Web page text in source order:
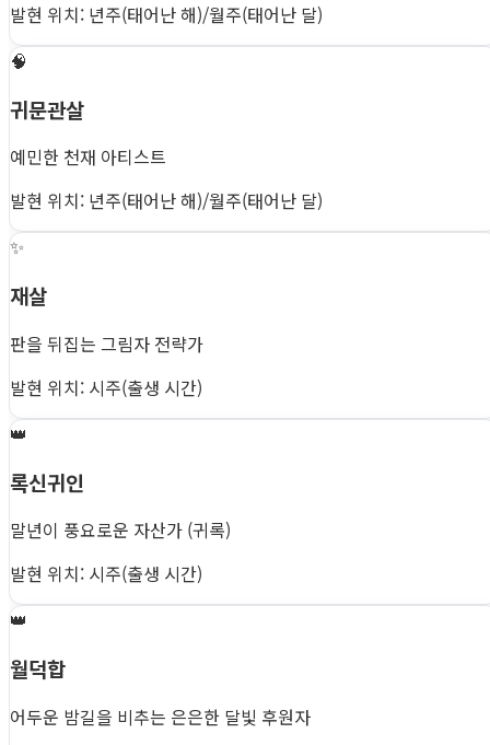
발현 위치: 년주(태어난 해)/월주(태어난 달)
🧠
귀문관살
예민한 천재 아티스트
발현 위치: 년주(태어난 해)/월주(태어난 달)
✨
재살
판을 뒤집는 그림자 전략가
발현 위치: 시주(출생 시간)
👑
록신귀인
말년이 풍요로운 자산가 (귀록)
발현 위치: 시주(출생 시간)
👑
월덕합
어두운 밤길을 비추는 은은한 달빛 후원자